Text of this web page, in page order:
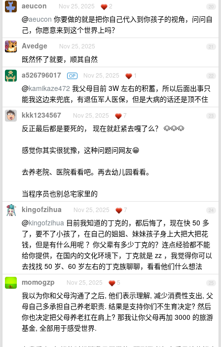
20
aeucon Nov 25, 2025 2
@aeucon 你要做的就是把你自己代入到你孩子的视角，问问自
己，你愿意来到这个世界上吗？
21
Avedge Nov 25, 2025
既然怀了就要，顺其自然
22
a526796017 OP Nov 25, 2025 1
@kamikaze472 我父母目前 3W 左右的积蓄，所以后面出事只
能我这边来兜底，有退伍军人医保，但是大病的话还是顶不住
23
kkk1234567 Nov 25, 2025 7
反正最后都是要死的， 现在就赶紧去嘎了么？ 🐶🐶🐶
感觉你其实很犹豫，这种问题问网友😁
去养老院、医院看看吧。再去幼儿园看看。
当程序员也别总宅家里的
24
kingofzihua Nov 25, 2025 7
@kingofzihua 目前我知道的丁克的，都后悔了，现在快 50 多
了，要不了小孩了，在自己的姐姐、妹妹孩子身上大把大把花
钱，但是有什么用呢 ？你父辈有多少丁克的？连点经验都不能
给你提供，在国内的文化环境下，丁克就是 zz ，我觉得你可以
去找找 50 岁、60 岁左右的丁克族聊聊，看看他们什么想法
25
momogzp Nov 25, 2025 5
我以为你和父母沟通了之后, 他们表示理解, 减少消费性支出, 父
母自己多承担自己养老职责. 结果是支持你们不生育决定? 然后
你也决定把父母养老扛在肩上? 那我让你父母再加 3000 的旅游
基金, 全部用于感受世界.